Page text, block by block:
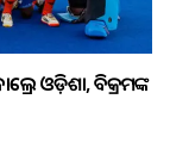
ଓଡ଼ିଶା, ବିକ୍ରମଙ୍କ